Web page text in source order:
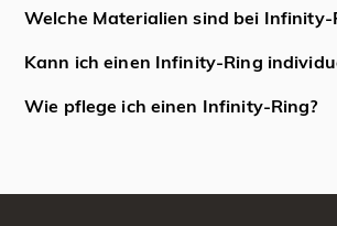
Ewigkeitsring steht für einen
Infinity-Ringe werden typischerweise
Bindungen und persönlichen
Welche Materialien sind bei Infinity-
Häufige Materialien für Infinity-Ringe
Kann ich einen Infinity-Ring
Ja, Infinity-Ringe können oft
Designstärke und -form des ∞-Symbols.
Wie pflege ich einen Infinity-Ring?